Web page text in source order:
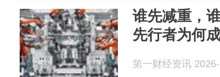
谁先减重，
先行者为何
第一财经资讯